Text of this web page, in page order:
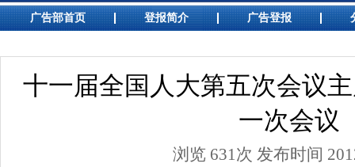
河南法制报电话
广告部首页 登报简介 广告登报
十一届全国人大第五次会议
一次会议
浏览 631次 发布时间